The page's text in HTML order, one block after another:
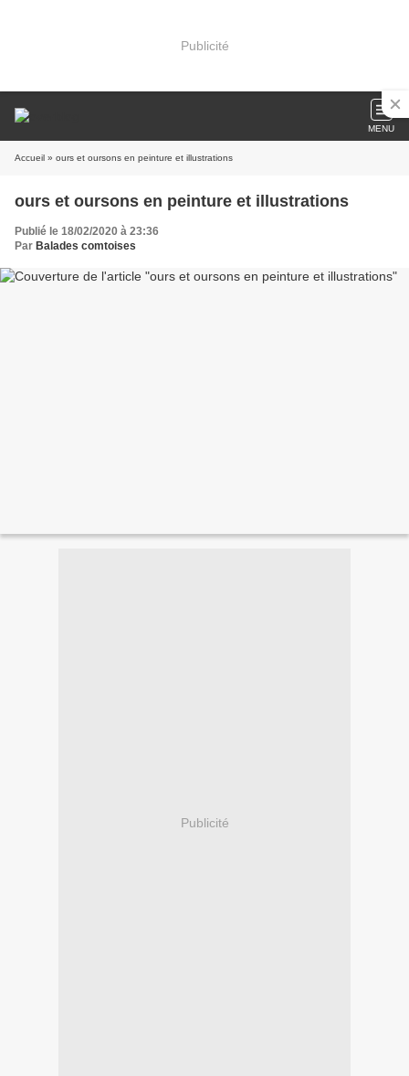
Publicité
MENU
Accueil » ours et oursons en peinture et illustrations
ours et oursons en peinture et illustrations
Publié le 18/02/2020 à 23:36
Par Balades comtoises
Publicité